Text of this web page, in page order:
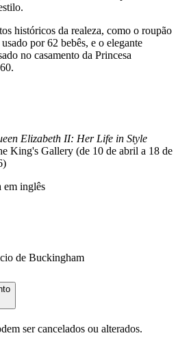
históricos da realeza, como o roupão
por 62 bebês, e o elegante
no casamento da Princesa
Elizabeth II: Her Life in Style
King's Gallery (de 10 de abril a 18 de
inglês
de Buckingham
ser cancelados ou alterados.